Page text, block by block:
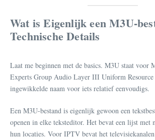
Wat is Eigenlijk een M3U-
Technische Details
Laat me beginnen met de basics. M3U staat voor
Experts Group Audio Layer III Uniform
ingewikkelde naam voor iets relatief eenvoudigs.
Een M3U-bestand is eigenlijk gewoon een
openen in elke teksteditor. Het bevat een lijst met
hun locaties. Voor IPTV bevat het